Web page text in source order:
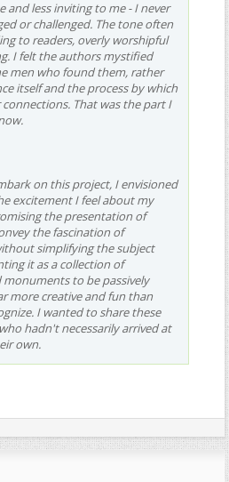
and less inviting to me - I never
or challenged. The tone often
to readers, overly worshipful
I felt the authors mystified
men who found them, rather
itself and the process by which
That was the part I
on this project, I envisioned
excitement I feel about my
the presentation of
the fascination of
simplifying the subject
it as a collection of
to be passively
more creative and fun than
I wanted to share these
hadn't necessarily arrived at
own.